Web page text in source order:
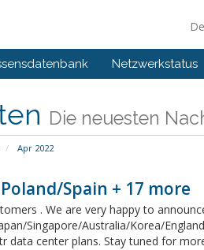
Netzwerkstatus
Die neuesten
Apr 2022
Spain + 17 more
. We are very happy to
Singapore/Australia/Korea/
data center plans. Stay tuned for